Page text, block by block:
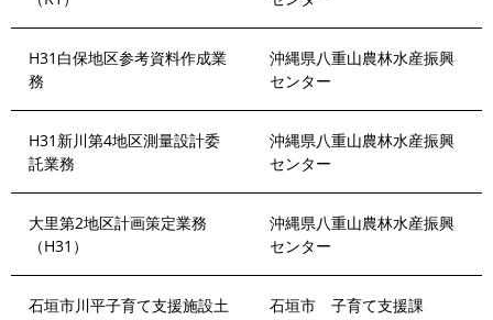
H31白保地区参考資料作成業
務
沖縄県八重山農林水産振興
センター
H31新川第4地区測量設計委
託業務
沖縄県八重山農林水産振興
センター
大里第2地区計画策定業務
（H31）
沖縄県八重山農林水産振興
センター
石垣市川平子育て支援施設土
石垣市 子育て支援課